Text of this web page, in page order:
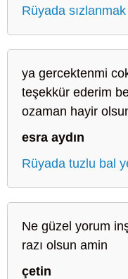
Rüyada sızlanmak
ya gercektenmi
teşekkür ederim
ozaman hayir
esra aydın
Rüyada tuzlu bal
Ne güzel yorum
razı olsun amin
çetin